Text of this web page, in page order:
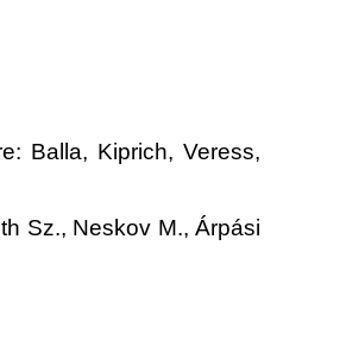
Balla, Kiprich, Veress,
Sz., Neskov M., Árpási